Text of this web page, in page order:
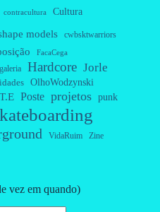
contracultura Cultura
models cwbsktwarriors
FacaCega
galeria Hardcore Jorle
OlhoWodzynski
Poste projetos punk
VidaRuim Zine
vez em quando)